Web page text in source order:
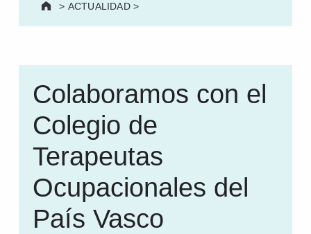
> ACTUALIDAD>
Colaboramos con el
Colegio de
Terapeutas
Ocupacionales del
País Vasco